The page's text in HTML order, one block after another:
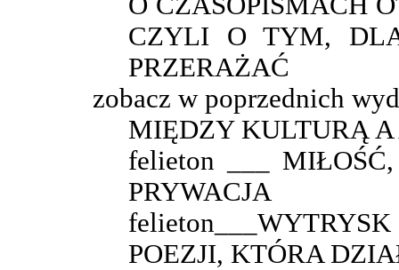
CZYLI O TYM,
PRZERAŻAĆ
zobacz w poprzednich
MIĘDZY KULTURĄ
felieton ___
PRYWACJA
POEZJI, KTÓRA